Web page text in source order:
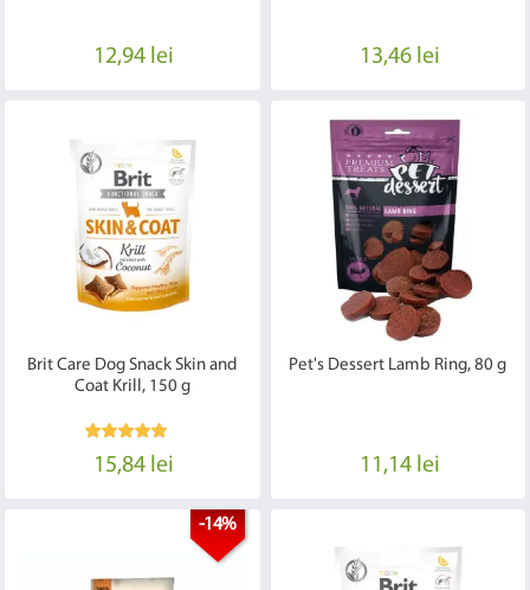
12,94 lei 13,46 lei
Brit Care Dog Snack Skin and
Coat Krill, 150 g
15,84 lei
Pet's Dessert Lamb Ring, 80 g
11,14 lei
-14%